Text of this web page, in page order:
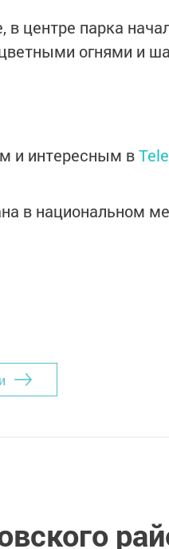
в центре парка
огнями и
и интересным в
в национальном